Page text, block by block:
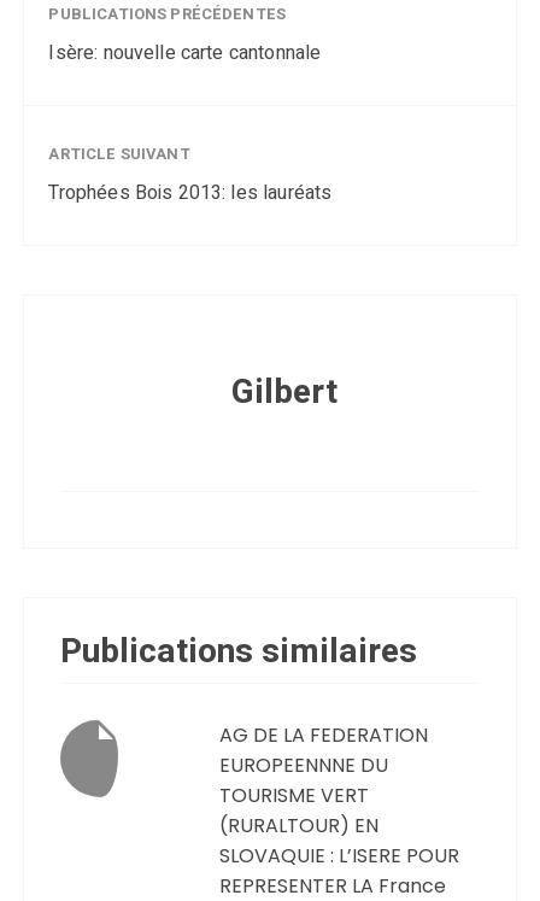
PUBLICATIONS PRÉCÉDENTES
Isère: nouvelle carte cantonnale
ARTICLE SUIVANT
Trophées Bois 2013: les lauréats
Gilbert
Publications similaires
AG DE LA FEDERATION
EUROPEENNNE DU
TOURISME VERT
(RURALTOUR) EN
SLOVAQUIE : L’ISERE POUR
REPRESENTER LA France